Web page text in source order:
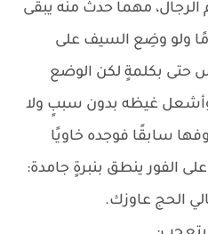
مهما حدث منه يبقى
ولو وضِع السيف على
حتى بكلمةٍ لكن الوضع
وأشعل غيظه بدون سببٍ ولا
سابقًا فوجده خاويًا
الفور ينطق بنبرةٍ جامدة:
الحج عاوزك.